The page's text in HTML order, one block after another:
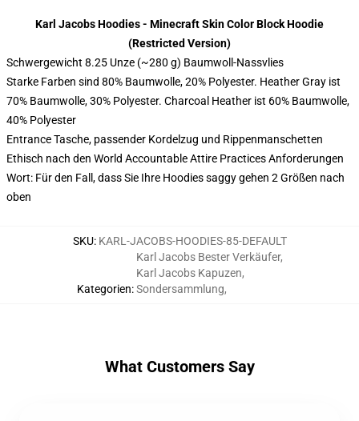
Karl Jacobs Hoodies - Minecraft Skin Color Block Hoodie
(Restricted Version)
Schwergewicht 8.25 Unze (~280 g) Baumwoll-Nassvlies
Starke Farben sind 80% Baumwolle, 20% Polyester. Heather Gray ist
70% Baumwolle, 30% Polyester. Charcoal Heather ist 60% Baumwolle,
40% Polyester
Entrance Tasche, passender Kordelzug und Rippenmanschetten
Ethisch nach den World Accountable Attire Practices Anforderungen
Wort: Für den Fall, dass Sie Ihre Hoodies saggy gehen 2 Größen nach
oben
SKU: KARL-JACOBS-HOODIES-85-DEFAULT
Kategorien:
Karl Jacobs Bester Verkäufer,
Karl Jacobs Kapuzen,
Sondersammlung,
What Customers Say